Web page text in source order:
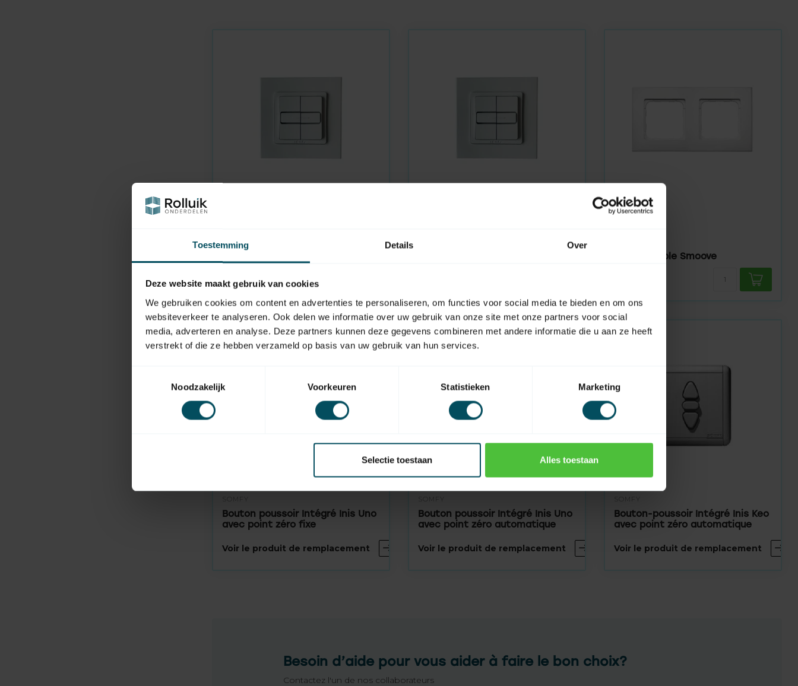
Toestemming Details Over
Deze website maakt gebruik van cookies
We gebruiken cookies om content en advertenties te personaliseren, om functies voor social media te bieden en om ons
websiteverkeer te analyseren. Ook delen we informatie over uw gebruik van onze site met onze partners voor social
media, adverteren en analyse. Deze partners kunnen deze gegevens combineren met andere informatie die u aan ze heeft
verstrekt of die ze hebben verzameld op basis van uw gebruik van hun services.
Noodzakelijk
Voorkeuren Statistieken Marketing
Selectie toestaan Alles toestaan
Duo avec point zéro
23,95
Bouton-poussoir Intégré Smoove
SOMFY
Cadre double Smoove
Bouton poussoir Intégré Inis Uno
avec point zéro fixe
Voir le produit de remplacement
Bouton poussoir Intégré Inis Uno
avec point zéro automatique
Voir le produit de remplacement
Bouton-poussoir Intégré Inis Keo
avec point zéro automatique
Voir le produit de remplacement
Besoin d’aide pour vous aider à faire le bon choix?
Contactez l'un de nos collaborateurs